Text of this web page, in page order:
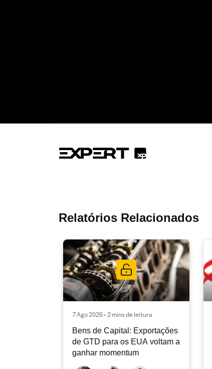
Relatórios Relacionados
7 Ago 2026 • 2 mins de leitura
Bens de Capital: Exportações
de GTD para os EUA voltam a
ganhar momentum